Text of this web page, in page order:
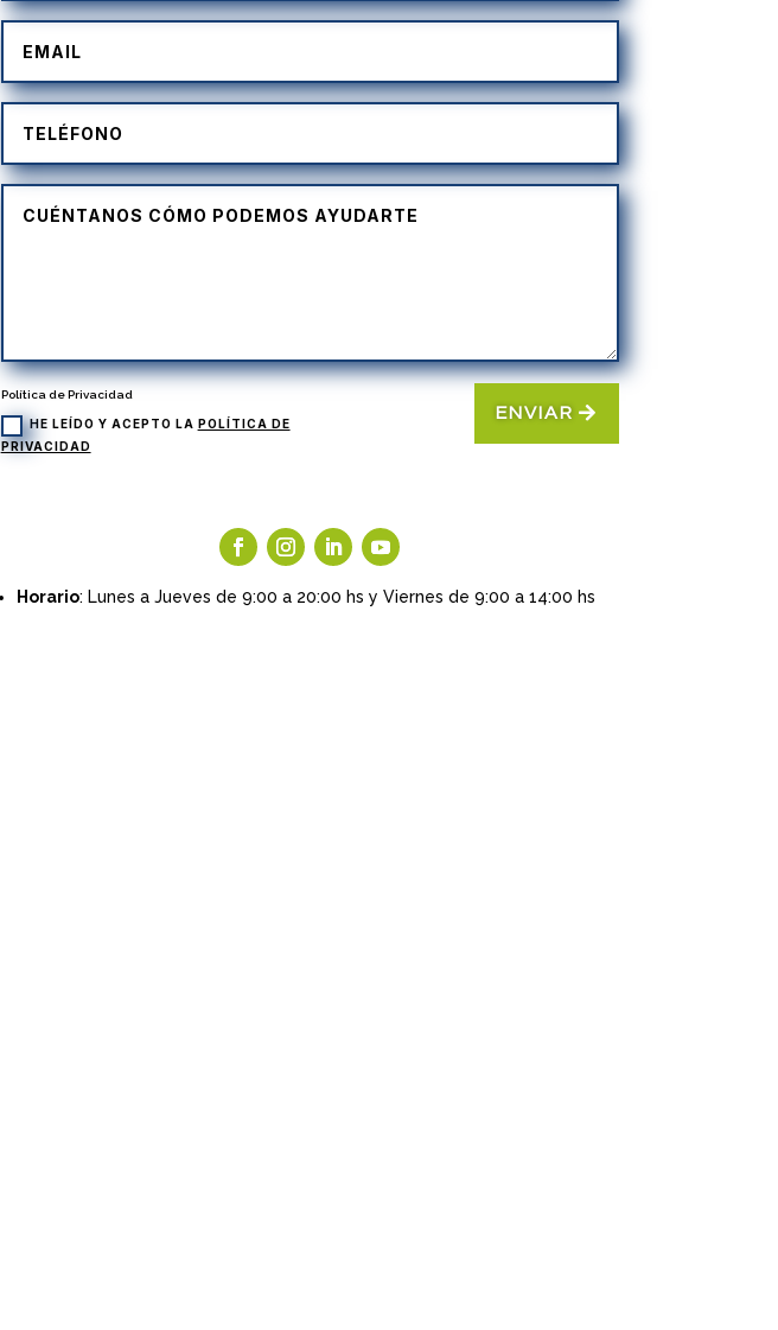
Política de Privacidad
HE LEÍDO Y ACEPTO LA POLÍTICA DE
PRIVACIDAD
ENVIAR
Horario: Lunes a Jueves de 9:00 a 20:00 hs y Viernes de 9:00 a 14:00 hs